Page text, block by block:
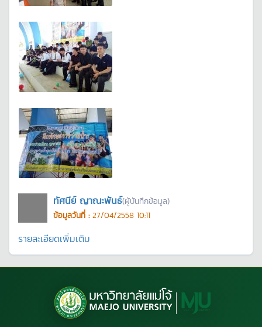
ทัศนีย์ ญาณะพันธ์(ผู้บันทึกข้อมูล)
ข้อมูลวันที่ : 27/04/2558 10:11
รายละเอียดเพิ่มเติม